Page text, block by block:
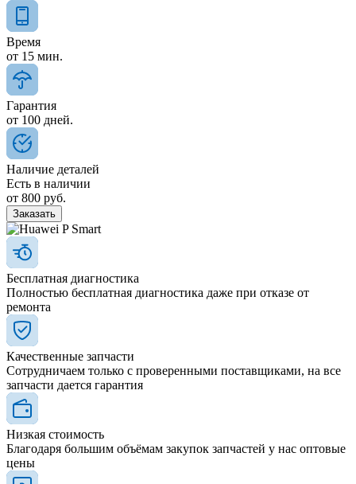
Время
от 15 мин.
Гарантия
от 100 дней.
Наличие деталей
Есть в наличии
от 800 руб.
Заказать
Бесплатная диагностика
Полностью бесплатная диагностика даже при отказе от
ремонта
Качественные запчасти
Сотрудничаем только с проверенными поставщиками, на все
запчасти дается гарантия
Низкая стоимость
Благодаря большим объёмам закупок запчастей у нас оптовые
цены